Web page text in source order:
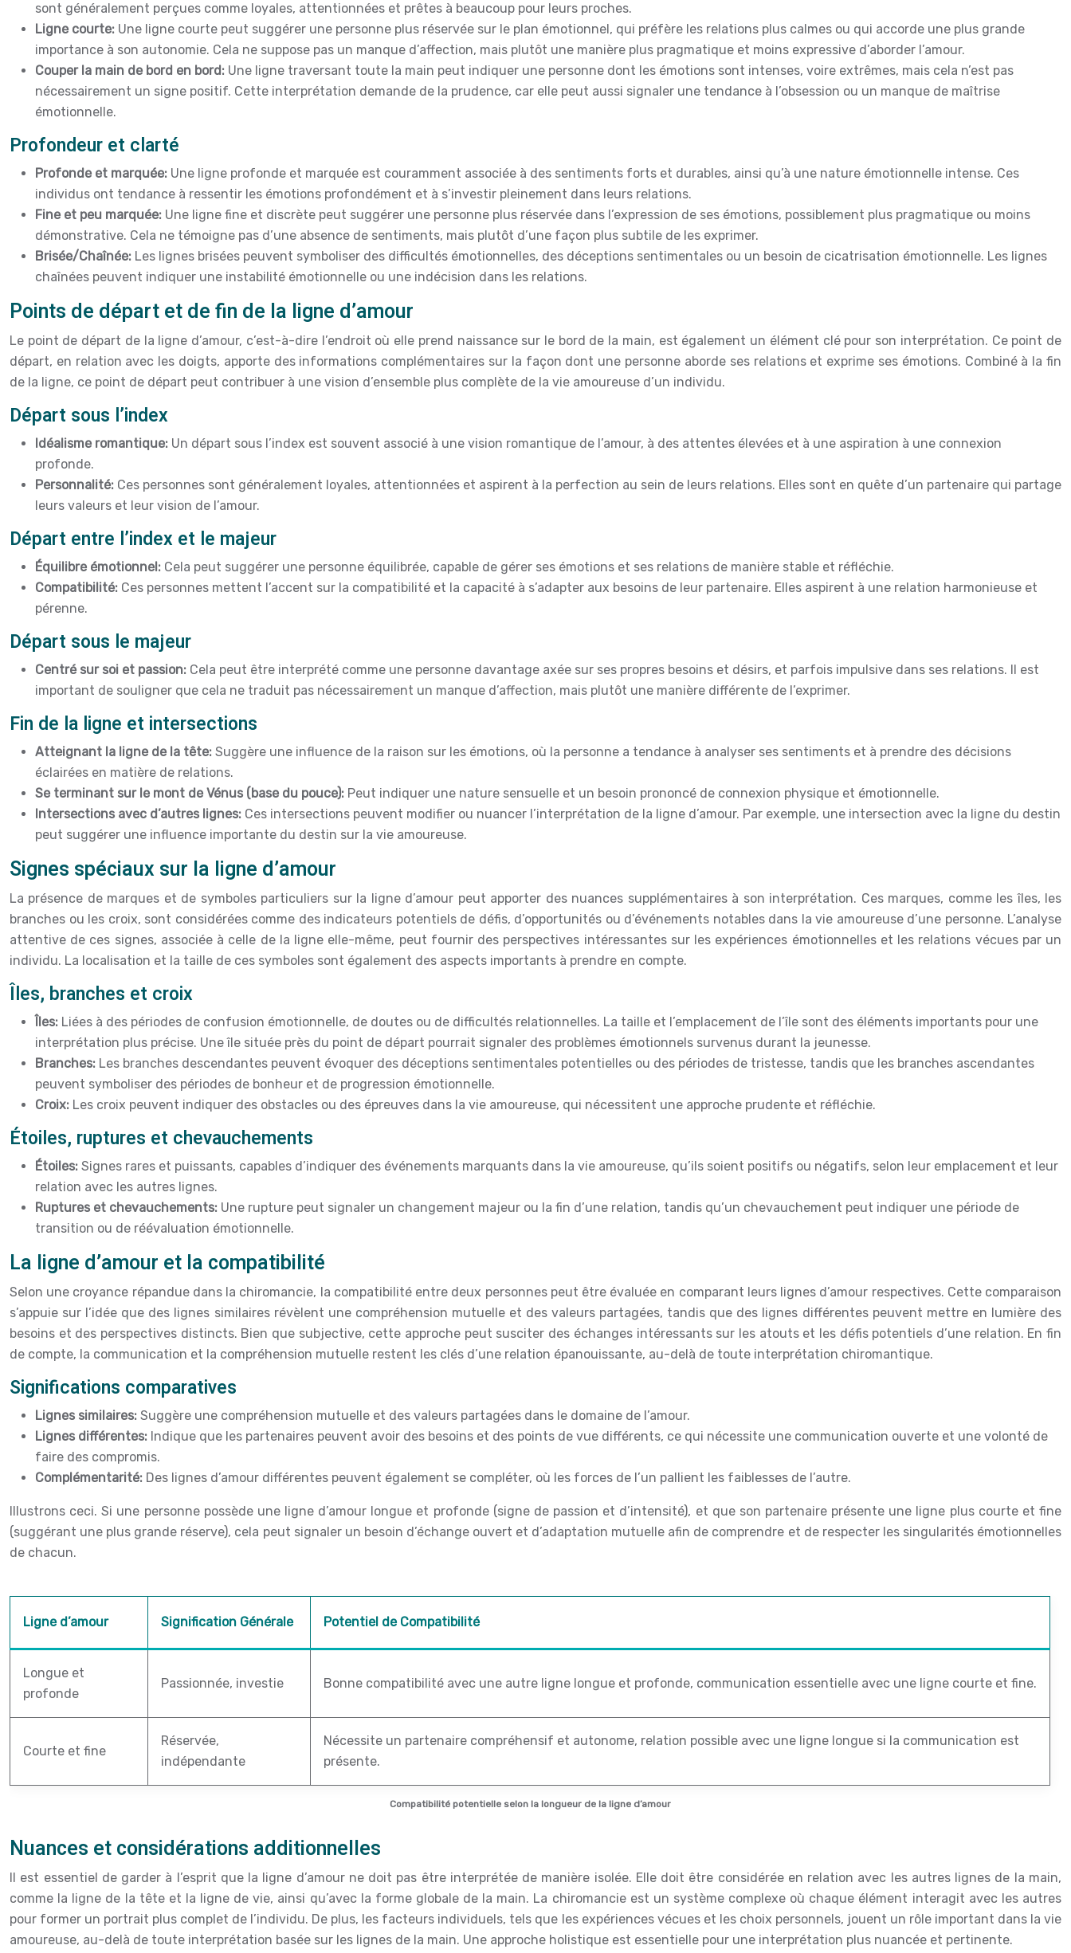
sont généralement perçues comme loyales, attentionnées et prêtes à beaucoup pour leurs proches.
Ligne courte: Une ligne courte peut suggérer une personne plus réservée sur le plan émotionnel, qui préfère les relations plus calmes ou qui accorde une plus grande
importance à son autonomie. Cela ne suppose pas un manque d’affection, mais plutôt une manière plus pragmatique et moins expressive d’aborder l’amour.
Couper la main de bord en bord: Une ligne traversant toute la main peut indiquer une personne dont les émotions sont intenses, voire extrêmes, mais cela n’est pas
nécessairement un signe positif. Cette interprétation demande de la prudence, car elle peut aussi signaler une tendance à l’obsession ou un manque de maîtrise
émotionnelle.
Profondeur et clarté
Profonde et marquée: Une ligne profonde et marquée est couramment associée à des sentiments forts et durables, ainsi qu’à une nature émotionnelle intense. Ces
individus ont tendance à ressentir les émotions profondément et à s’investir pleinement dans leurs relations.
Fine et peu marquée: Une ligne fine et discrète peut suggérer une personne plus réservée dans l’expression de ses émotions, possiblement plus pragmatique ou moins
démonstrative. Cela ne témoigne pas d’une absence de sentiments, mais plutôt d’une façon plus subtile de les exprimer.
Brisée/Chaînée: Les lignes brisées peuvent symboliser des difficultés émotionnelles, des déceptions sentimentales ou un besoin de cicatrisation émotionnelle. Les lignes
chaînées peuvent indiquer une instabilité émotionnelle ou une indécision dans les relations.
Points de départ et de fin de la ligne d’amour
Le point de départ de la ligne d’amour, c’est-à-dire l’endroit où elle prend naissance sur le bord de la main, est également un élément clé pour son interprétation. Ce point de
départ, en relation avec les doigts, apporte des informations complémentaires sur la façon dont une personne aborde ses relations et exprime ses émotions. Combiné à la fin
de la ligne, ce point de départ peut contribuer à une vision d’ensemble plus complète de la vie amoureuse d’un individu.
Départ sous l’index
Idéalisme romantique: Un départ sous l’index est souvent associé à une vision romantique de l’amour, à des attentes élevées et à une aspiration à une connexion
profonde.
Personnalité: Ces personnes sont généralement loyales, attentionnées et aspirent à la perfection au sein de leurs relations. Elles sont en quête d’un partenaire qui partage
leurs valeurs et leur vision de l’amour.
Départ entre l’index et le majeur
Équilibre émotionnel: Cela peut suggérer une personne équilibrée, capable de gérer ses émotions et ses relations de manière stable et réfléchie.
Compatibilité: Ces personnes mettent l’accent sur la compatibilité et la capacité à s’adapter aux besoins de leur partenaire. Elles aspirent à une relation harmonieuse et
pérenne.
Départ sous le majeur
Centré sur soi et passion: Cela peut être interprété comme une personne davantage axée sur ses propres besoins et désirs, et parfois impulsive dans ses relations. Il est
important de souligner que cela ne traduit pas nécessairement un manque d’affection, mais plutôt une manière différente de l’exprimer.
Fin de la ligne et intersections
Atteignant la ligne de la tête: Suggère une influence de la raison sur les émotions, où la personne a tendance à analyser ses sentiments et à prendre des décisions
éclairées en matière de relations.
Se terminant sur le mont de Vénus (base du pouce): Peut indiquer une nature sensuelle et un besoin prononcé de connexion physique et émotionnelle.
Intersections avec d’autres lignes: Ces intersections peuvent modifier ou nuancer l’interprétation de la ligne d’amour. Par exemple, une intersection avec la ligne du destin
peut suggérer une influence importante du destin sur la vie amoureuse.
Signes spéciaux sur la ligne d’amour
La présence de marques et de symboles particuliers sur la ligne d’amour peut apporter des nuances supplémentaires à son interprétation. Ces marques, comme les îles, les
branches ou les croix, sont considérées comme des indicateurs potentiels de défis, d’opportunités ou d’événements notables dans la vie amoureuse d’une personne. L’analyse
attentive de ces signes, associée à celle de la ligne elle-même, peut fournir des perspectives intéressantes sur les expériences émotionnelles et les relations vécues par un
individu. La localisation et la taille de ces symboles sont également des aspects importants à prendre en compte.
Îles, branches et croix
Îles: Liées à des périodes de confusion émotionnelle, de doutes ou de difficultés relationnelles. La taille et l’emplacement de l’île sont des éléments importants pour une
interprétation plus précise. Une île située près du point de départ pourrait signaler des problèmes émotionnels survenus durant la jeunesse.
Branches: Les branches descendantes peuvent évoquer des déceptions sentimentales potentielles ou des périodes de tristesse, tandis que les branches ascendantes
peuvent symboliser des périodes de bonheur et de progression émotionnelle.
Croix: Les croix peuvent indiquer des obstacles ou des épreuves dans la vie amoureuse, qui nécessitent une approche prudente et réfléchie.
Étoiles, ruptures et chevauchements
Étoiles: Signes rares et puissants, capables d’indiquer des événements marquants dans la vie amoureuse, qu’ils soient positifs ou négatifs, selon leur emplacement et leur
relation avec les autres lignes.
Ruptures et chevauchements: Une rupture peut signaler un changement majeur ou la fin d’une relation, tandis qu’un chevauchement peut indiquer une période de
transition ou de réévaluation émotionnelle.
La ligne d’amour et la compatibilité
Selon une croyance répandue dans la chiromancie, la compatibilité entre deux personnes peut être évaluée en comparant leurs lignes d’amour respectives. Cette comparaison
s’appuie sur l’idée que des lignes similaires révèlent une compréhension mutuelle et des valeurs partagées, tandis que des lignes différentes peuvent mettre en lumière des
besoins et des perspectives distincts. Bien que subjective, cette approche peut susciter des échanges intéressants sur les atouts et les défis potentiels d’une relation. En fin
de compte, la communication et la compréhension mutuelle restent les clés d’une relation épanouissante, au-delà de toute interprétation chiromantique.
Significations comparatives
Lignes similaires: Suggère une compréhension mutuelle et des valeurs partagées dans le domaine de l’amour.
Lignes différentes: Indique que les partenaires peuvent avoir des besoins et des points de vue différents, ce qui nécessite une communication ouverte et une volonté de
faire des compromis.
Complémentarité: Des lignes d’amour différentes peuvent également se compléter, où les forces de l’un pallient les faiblesses de l’autre.
Illustrons ceci. Si une personne possède une ligne d’amour longue et profonde (signe de passion et d’intensité), et que son partenaire présente une ligne plus courte et fine
(suggérant une plus grande réserve), cela peut signaler un besoin d’échange ouvert et d’adaptation mutuelle afin de comprendre et de respecter les singularités émotionnelles
de chacun.
Compatibilité potentielle selon la longueur de la ligne d’amour
Ligne d’amour Signification Générale Potentiel de Compatibilité
Longue et
profonde
Passionnée, investie Bonne compatibilité avec une autre ligne longue et profonde, communication essentielle avec une ligne courte et fine.
Courte et fine
Réservée,
indépendante
Nécessite un partenaire compréhensif et autonome, relation possible avec une ligne longue si la communication est
présente.
Nuances et considérations additionnelles
Il est essentiel de garder à l’esprit que la ligne d’amour ne doit pas être interprétée de manière isolée. Elle doit être considérée en relation avec les autres lignes de la main,
comme la ligne de la tête et la ligne de vie, ainsi qu’avec la forme globale de la main. La chiromancie est un système complexe où chaque élément interagit avec les autres
pour former un portrait plus complet de l’individu. De plus, les facteurs individuels, tels que les expériences vécues et les choix personnels, jouent un rôle important dans la vie
amoureuse, au-delà de toute interprétation basée sur les lignes de la main. Une approche holistique est essentielle pour une interprétation plus nuancée et pertinente.